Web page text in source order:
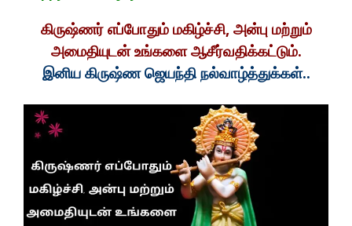
கிருஷ்ணர் எப்போதும் மகிழ்ச்சி, அன்பு மற்றும்
அமைதியுடன் உங்களை ஆசீர்வதிக்கட்டும்.
இனிய கிருஷ்ண ஜெயந்தி நல்வாழ்த்துக்கள்..